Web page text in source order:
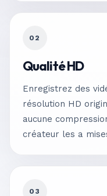
02
Qualité HD
Enregistrez des
résolution HD
aucune
créateur les a
03